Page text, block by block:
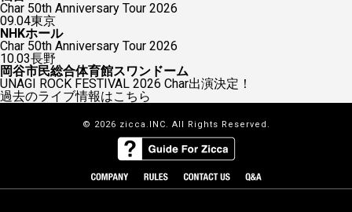
Char 50th Anniversary Tour 2026
09.04東京
NHKホール
Char 50th Anniversary Tour 2026
10.03長野
岡谷市民総合体育館スワンドーム
UNAGI ROCK FESTIVAL 2026 Char出演決定！
過去のライブ情報はこちら
© 2026 zicca.INC. All Rights Reserved.